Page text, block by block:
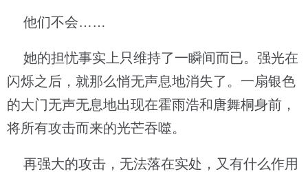
他们不会……
她的担忧事实上只维持了一瞬间而已。强光在
闪烁之后，就那么悄无声息地消失了。一扇银色
的大门无声无息地出现在霍雨浩和唐舞桐身前，
将所有攻击而来的光芒吞噬。
再强大的攻击，无法落在实处，又有什么作用